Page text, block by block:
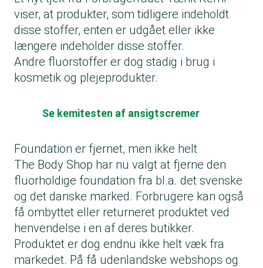
viser, at produkter, som tidligere indeholdt
disse stoffer, enten er udgået eller ikke
længere indeholder disse stoffer.
Andre fluorstoffer er dog stadig i brug i
kosmetik og plejeprodukter.
Se kemitesten af ansigtscremer
Foundation er fjernet, men ikke helt
The Body Shop har nu valgt at fjerne den
fluorholdige foundation fra bl.a. det svenske
og det danske marked. Forbrugere kan også
få ombyttet eller returneret produktet ved
henvendelse i en af deres butikker.
Produktet er dog endnu ikke helt væk fra
markedet. På få udenlandske webshops og